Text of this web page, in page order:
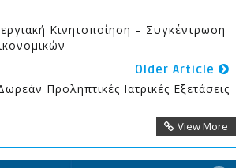
Κινητοποίηση – Συγκέντρωση
Older Article
Προληπτικές Ιατρικές Εξετάσεις
View More